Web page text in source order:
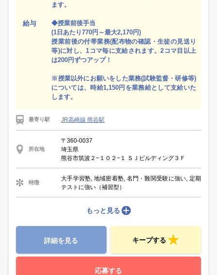
給与
ます。
◆授業前後手当
(1日あたり770円～最大2,170円)
授業前後の付帯業務(配布物の確認・生徒の見送り
等)に対し、1コマ毎に支給されます。2コマ目以上
は200円ずつアップ！
※授業以外にお願いをした業務(試験監督・研修等)
については、時給1,150円を業務給として支給いた
します。
最寄り駅 JR高崎線 熊谷駅
所在地
〒360-0037
埼玉県
熊谷市筑波２−１０２−１ ＳＪビルディング３Ｆ
特徴
大手学習塾, 地域密着塾, 名門・難関受験に強い, 定期
テストに強い（補習型）
もっと見る
詳細を見る キープする
応募する